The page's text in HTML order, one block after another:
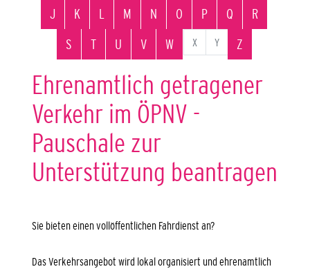
J
K L M N O P Q
R
S
T U V W X Y Z
Ehrenamtlich getragener
Verkehr im ÖPNV -
Pauschale zur
Unterstützung beantragen
Sie bieten einen vollöffentlichen Fahrdienst an?
Das Verkehrsangebot wird lokal organisiert und ehrenamtlich